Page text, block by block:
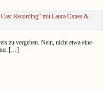
Recording” mit Laura Osnes &
zu vergeben. Nein, nicht etwa eine
[…]